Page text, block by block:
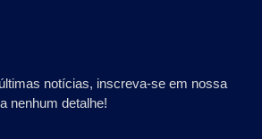
notícias, inscreva-se em nossa
nenhum detalhe!